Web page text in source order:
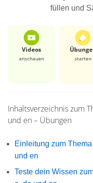
füllen und
Videos
anschauen starten
Inhaltsverzeichnis zum
und en – Übungen
Einleitung zum
und en
Teste dein Wissen